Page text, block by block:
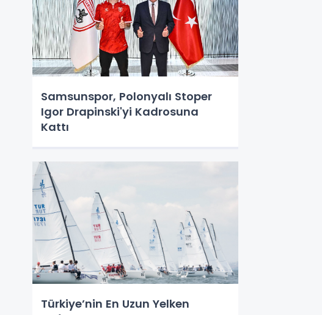
Samsunspor, Polonyalı Stoper
Igor Drapinski'yi Kadrosuna
Kattı
Türkiye’nin En Uzun Yelken